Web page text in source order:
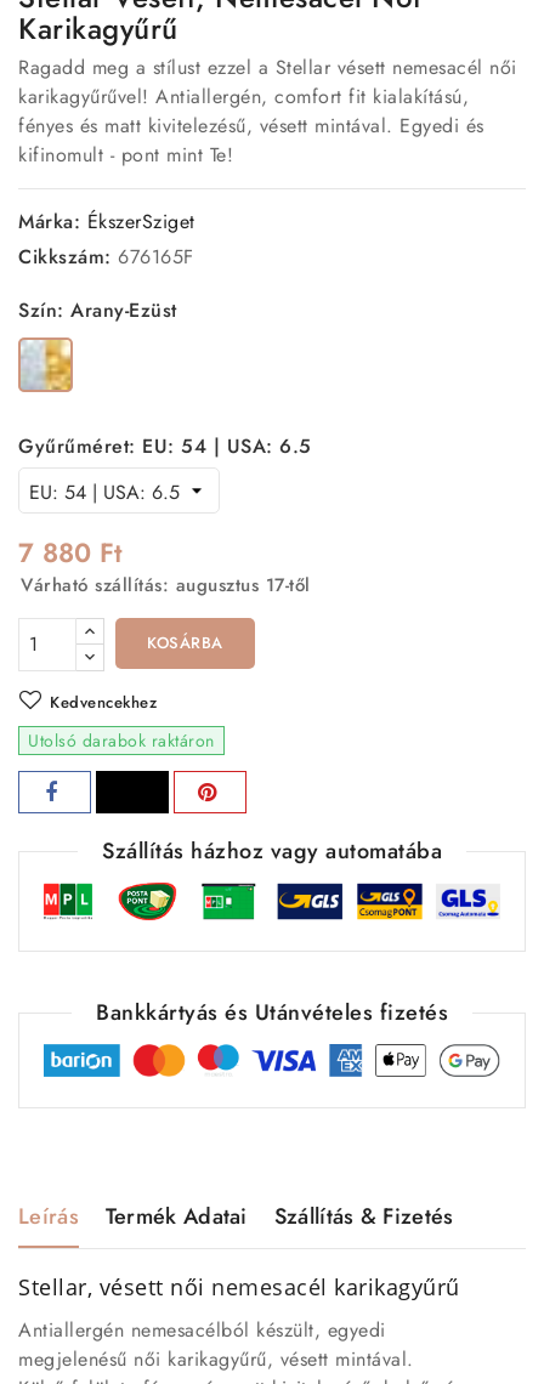
Karikagyűrű
Ragadd meg a stílust ezzel a Stellar vésett nemesacél női
karikagyűrűvel! Antiallergén, comfort fit kialakítású,
fényes és matt kivitelezésű, vésett mintával. Egyedi és
kifinomult - pont mint Te!
Márka: ÉkszerSziget
Cikkszám: 676165F
Szín: Arany-Ezüst
Arany-
Ezüst
Gyűrűméret: EU: 54 | USA: 6.5
7 880 Ft
Várható szállítás: augusztus 17-től
KOSÁRBA
Kedvencekhez
Utolsó darabok raktáron
Szállítás házhoz vagy automatába
Bankkártyás és Utánvételes fizetés
Leírás Termék Adatai Szállítás & Fizetés
Stellar, vésett női nemesacél karikagyűrű
Antiallergén nemesacélból készült, egyedi
megjelenésű női karikagyűrű, vésett mintával.